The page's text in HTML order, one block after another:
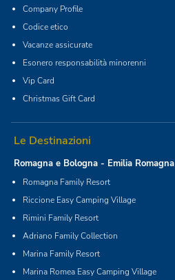
Company Profile
Codice etico
Vacanze assicurate
Esonero responsabilità minorenni
Vip Card
Christmas Gift Card
Le Destinazioni
Romagna e Bologna - Emilia Romagna
Romagna Family Resort
Riccione Easy Camping Village
Rimini Family Resort
Adriano Family Collection
Marina Family Resort
Marina Romea Easy Camping Village